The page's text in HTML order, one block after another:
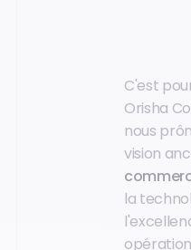
C'est
Orisha
nous
vision
la